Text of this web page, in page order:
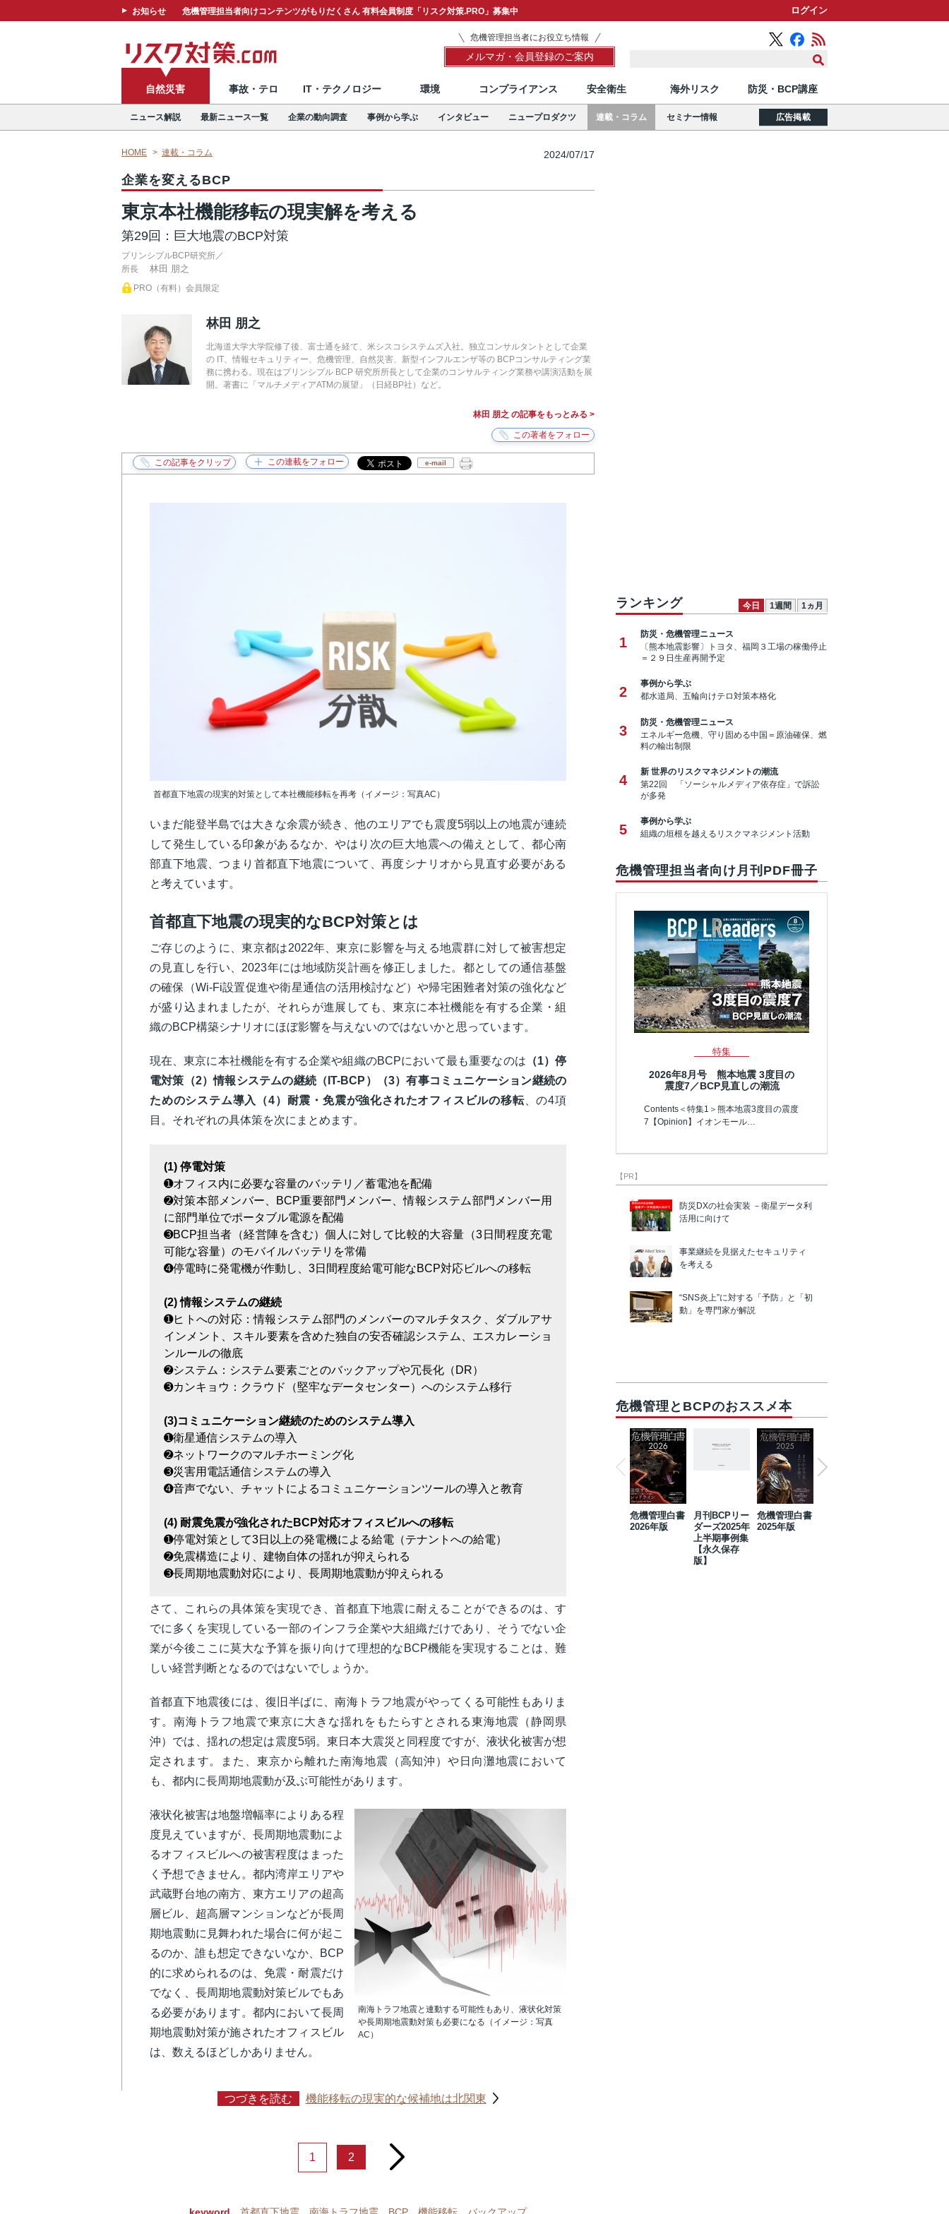
お知らせ 危機管理担当者向けコンテンツがもりだくさん 有料会員制度「リスク対策.PRO」募集中 ログイン
危機管理担当者にお役立ち情報
メルマガ・会員登録のご案内
自然災害 事故・テロ IT・テクノロジー 環境 コンプライアンス 安全衛生 海外リスク 防災・BCP講座
ニュース解説 最新ニュース一覧 企業の動向調査 事例から学ぶ インタビュー ニュープロダクツ 連載・コラム セミナー情報 広告掲載
HOME 連載・コラム 2024/07/17
企業を変えるBCP
東京本社機能移転の現実解を考える
第29回：巨大地震のBCP対策
プリンシプルBCP研究所／
所長
林田 朋之
PRO（有料）会員限定
林田 朋之
北海道大学大学院修了後、富士通を経て、米シスコシステムズ入社。独立コンサルタントとして企業
の IT、情報セキュリティー、危機管理、自然災害、新型インフルエンザ等の BCPコンサルティング業
務に携わる。現在はプリンシプル BCP 研究所所長として企業のコンサルティング業務や講演活動を展
開。著書に「マルチメディアATMの展望」（日経BP社）など。
林田 朋之 の記事をもっとみる >
e-mail
首都直下地震の現実的対策として本社機能移転を再考（イメージ：写真AC）
いまだ能登半島では大きな余震が続き、他のエリアでも震度5弱以上の地震が連続
して発生している印象があるなか、やはり次の巨大地震への備えとして、都心南
部直下地震、つまり首都直下地震について、再度シナリオから見直す必要がある
と考えています。
首都直下地震の現実的なBCP対策とは
ご存じのように、東京都は2022年、東京に影響を与える地震群に対して被害想定
の見直しを行い、2023年には地域防災計画を修正しました。都としての通信基盤
の確保（Wi-Fi設置促進や衛星通信の活用検討など）や帰宅困難者対策の強化など
が盛り込まれましたが、それらが進展しても、東京に本社機能を有する企業・組
織のBCP構築シナリオにほぼ影響を与えないのではないかと思っています。
現在、東京に本社機能を有する企業や組織のBCPにおいて最も重要なのは （1）停
電対策（2）情報システムの継続（IT-BCP）（3）有事コミュニケーション継続の
ためのシステム導入（4）耐震・免震が強化されたオフィスビルの移転、の4項
目。それぞれの具体策を次にまとめます。
(1) 停電対策
➊オフィス内に必要な容量のバッテリ／蓄電池を配備
➋対策本部メンバー、BCP重要部門メンバー、情報システム部門メンバー用
に部門単位でポータブル電源を配備
➌BCP担当者（経営陣を含む）個人に対して比較的大容量（3日間程度充電
可能な容量）のモバイルバッテリを常備
➍停電時に発電機が作動し、3日間程度給電可能なBCP対応ビルへの移転
(2) 情報システムの継続
➊ヒトへの対応：情報システム部門のメンバーのマルチタスク、ダブルアサ
インメント、スキル要素を含めた独自の安否確認システム、エスカレーショ
ンルールの徹底
➋システム：システム要素ごとのバックアップや冗長化（DR）
➌カンキョウ：クラウド（堅牢なデータセンター）へのシステム移行
(3)コミュニケーション継続のためのシステム導入
➊衛星通信システムの導入
➋ネットワークのマルチホーミング化
➌災害用電話通信システムの導入
➍音声でない、チャットによるコミュニケーションツールの導入と教育
(4) 耐震免震が強化されたBCP対応オフィスビルへの移転
➊停電対策として3日以上の発電機による給電（テナントへの給電）
➋免震構造により、建物自体の揺れが抑えられる
➌長周期地震動対応により、長周期地震動が抑えられる
さて、これらの具体策を実現でき、首都直下地震に耐えることができるのは、す
でに多くを実現している一部のインフラ企業や大組織だけであり、そうでない企
業が今後ここに莫大な予算を振り向けて理想的なBCP機能を実現することは、難
しい経営判断となるのではないでしょうか。
首都直下地震後には、復旧半ばに、南海トラフ地震がやってくる可能性もありま
す。南海トラフ地震で東京に大きな揺れをもたらすとされる東海地震（静岡県
沖）では、揺れの想定は震度5弱。東日本大震災と同程度ですが、液状化被害が想
定されます。また、東京から離れた南海地震（高知沖）や日向灘地震において
も、都内に長周期地震動が及ぶ可能性があります。
南海トラフ地震と連動する可能性もあり、液状化対策
や長周期地震動対策も必要になる（イメージ：写真
AC）
液状化被害は地盤増幅率によりある程
度見えていますが、長周期地震動によ
るオフィスビルへの被害程度はまった
く予想できません。都内湾岸エリアや
武蔵野台地の南方、東方エリアの超高
層ビル、超高層マンションなどが長周
期地震動に見舞われた場合に何が起こ
るのか、誰も想定できないなか、BCP
的に求められるのは、免震・耐震だけ
でなく、長周期地震動対策ビルでもあ
る必要があります。都内において長周
期地震動対策が施されたオフィスビル
は、数えるほどしかありません。
つづきを読む 機能移転の現実的な候補地は北関東
1 2 next
keyword 首都直下地震 南海トラフ地震 BCP 機能移転 バックアップ
ランキング 今日 1週間 1ヵ月
1
防災・危機管理ニュース
〔熊本地震影響〕トヨタ、福岡３工場の稼働停止
＝２９日生産再開予定
2
事例から学ぶ
都水道局、五輪向けテロ対策本格化
3
防災・危機管理ニュース
エネルギー危機、守り固める中国＝原油確保、燃
料の輸出制限
4
新 世界のリスクマネジメントの潮流
第22回 「ソーシャルメディア依存症」で訴訟
が多発
5
事例から学ぶ
組織の垣根を越えるリスクマネジメント活動
危機管理担当者向け月刊PDF冊子
特集
2026年8月号 熊本地震 3度目の
震度7／BCP見直しの潮流
Contents＜特集1＞熊本地震3度目の震度
7【Opinion】イオンモール…
【PR】
防災DXの社会実装 －衛星データ利
活用に向けて
事業継続を見据えたセキュリティ
を考える
“SNS炎上”に対する「予防」と「初
動」を専門家が解説
危機管理とBCPのおススメ本
危機管理白書
2026年版
月刊BCPリー
ダーズ2025年
上半期事例集
【永久保存
版】
危機管理白書
2025年版